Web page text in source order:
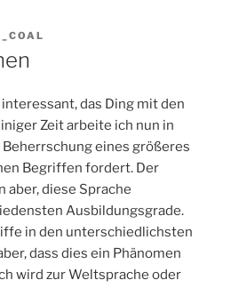
das Ding mit den
Zeit arbeite ich nun in
eines größeres
Begriffen fordert. Der
aber, diese Sprache
Ausbildungsgrade.
in den unterschiedlichsten
dass dies ein Phänomen
wird zur Weltsprache oder